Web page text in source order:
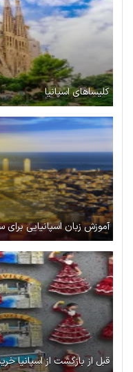
کلیساهای اسپانیا
آموزش زبان اسپانیایی برای
قبل از بازگشت از اسپانیا خرید این ۲۰ سوغات اسپانیا را